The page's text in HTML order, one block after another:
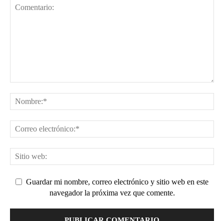
Guardar mi nombre, correo electrónico y sitio web en este
navegador la próxima vez que comente.